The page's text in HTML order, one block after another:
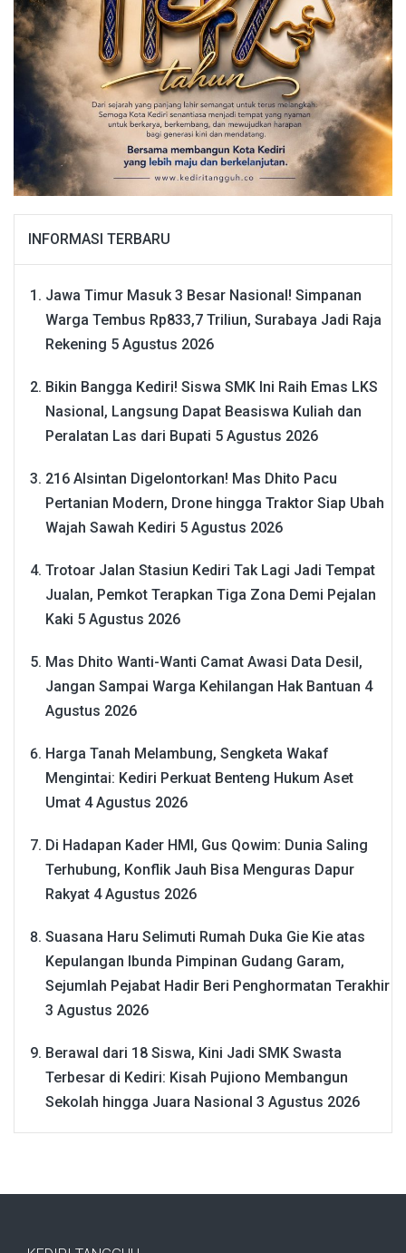
INFORMASI TERBARU
Jawa Timur Masuk 3 Besar Nasional! Simpanan
Warga Tembus Rp833,7 Triliun, Surabaya Jadi Raja
Rekening 5 Agustus 2026
Bikin Bangga Kediri! Siswa SMK Ini Raih Emas LKS
Nasional, Langsung Dapat Beasiswa Kuliah dan
Peralatan Las dari Bupati 5 Agustus 2026
216 Alsintan Digelontorkan! Mas Dhito Pacu
Pertanian Modern, Drone hingga Traktor Siap Ubah
Wajah Sawah Kediri 5 Agustus 2026
Trotoar Jalan Stasiun Kediri Tak Lagi Jadi Tempat
Jualan, Pemkot Terapkan Tiga Zona Demi Pejalan
Kaki 5 Agustus 2026
Mas Dhito Wanti-Wanti Camat Awasi Data Desil,
Jangan Sampai Warga Kehilangan Hak Bantuan 4
Agustus 2026
Harga Tanah Melambung, Sengketa Wakaf
Mengintai: Kediri Perkuat Benteng Hukum Aset
Umat 4 Agustus 2026
Di Hadapan Kader HMI, Gus Qowim: Dunia Saling
Terhubung, Konflik Jauh Bisa Menguras Dapur
Rakyat 4 Agustus 2026
Suasana Haru Selimuti Rumah Duka Gie Kie atas
Kepulangan Ibunda Pimpinan Gudang Garam,
Sejumlah Pejabat Hadir Beri Penghormatan Terakhir
3 Agustus 2026
Berawal dari 18 Siswa, Kini Jadi SMK Swasta
Terbesar di Kediri: Kisah Pujiono Membangun
Sekolah hingga Juara Nasional 3 Agustus 2026